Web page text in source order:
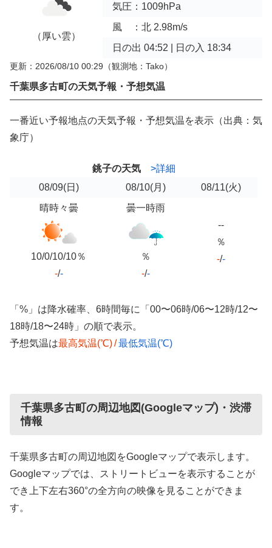
（厚い雲）
気圧：1009hPa
風 ：北 2.98m/s
日の出 04:52 | 日の入 18:34
更新：2026/08/10 00:29 （観測地：Tako）
千葉県多古町の天気予報・予想気温
一番近い予報地点の天気予報・予想気温を表示（出典：気
象庁）
銚子の天気
>詳細
08/09(日) 08/10(月) 08/11(火)
晴時々曇
10/0/10/10％
-/-
曇一時雨
％
-/-
--
％
-/-
「%」は降水確率、6時間毎に「00〜06時/06〜12時/12〜
18時/18〜24時」の順で表示。
予想気温は最高気温(℃)/最低気温(℃)
千葉県多古町の周辺地図(Googleマップ)・渋滞
情報
千葉県多古町の周辺地図をGoogleマップで表示します。
Googleマップでは、ストリートビューを表示することが
でき上下左右360°の全方向の映像を見ることができま
す。